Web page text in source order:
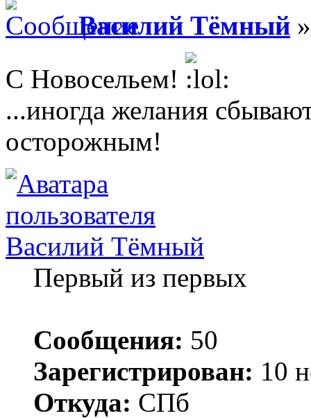
Василий Тёмный
С Новосельем!
...иногда желания
осторожным!
Василий Тёмный
Первый из первых
Сообщения: 50
Зарегистрирован: 10
Откуда: СПб